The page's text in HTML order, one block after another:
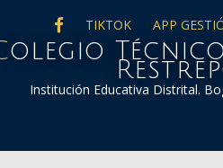
FACEBOOK
TIKTOK APP
Félix
Institución Educativa Distrital.